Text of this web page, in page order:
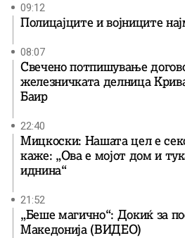
09:12
Полицајците и војниците
08:07
Свечено потпишување
железничката делница
Баир
22:40
Мицкоски: Нашата цел е
каже: „Ова е мојот дом и
иднина“
21:52
„Беше магично“: Докиќ за
Македонија (ВИДЕО)